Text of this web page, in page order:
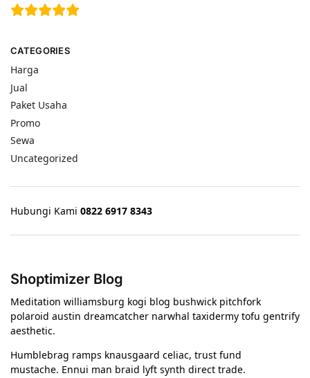
CATEGORIES
Harga
Jual
Paket Usaha
Promo
Sewa
Uncategorized
Hubungi Kami 0822 6917 8343
Shoptimizer Blog
Meditation williamsburg kogi blog bushwick pitchfork
polaroid austin dreamcatcher narwhal taxidermy tofu gentrify
aesthetic.
Humblebrag ramps knausgaard celiac, trust fund
mustache. Ennui man braid lyft synth direct trade.